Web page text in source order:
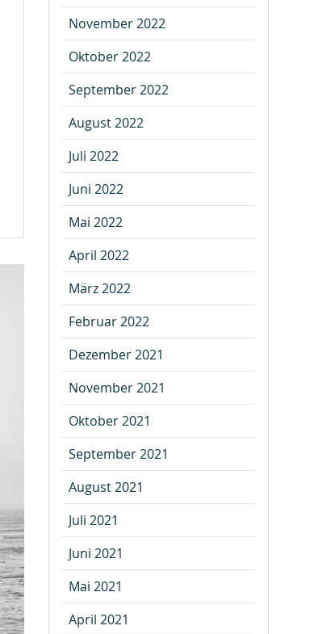
November 2022
Oktober 2022
September 2022
August 2022
Juli 2022
Juni 2022
Mai 2022
April 2022
März 2022
Februar 2022
Dezember 2021
November 2021
Oktober 2021
September 2021
August 2021
Juli 2021
Juni 2021
Mai 2021
April 2021